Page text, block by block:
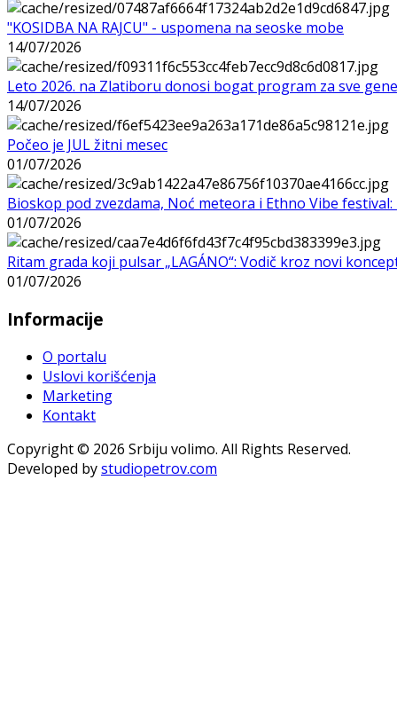
"KOSIDBA NA RAJCU" - uspomena na seoske mobe
14/07/2026
Leto 2026. na Zlatiboru donosi bogat program za sve
14/07/2026
Počeo je JUL žitni mesec
01/07/2026
Bioskop pod zvezdama, Noć meteora i Ethno Vibe
01/07/2026
Ritam grada koji pulsar „LAGÁNO“: Vodič kroz novi
01/07/2026
Informacije
O portalu
Uslovi korišćenja
Marketing
Kontakt
Copyright © 2026 Srbiju volimo. All Rights Reserved.
Developed bystudiopetrov.com